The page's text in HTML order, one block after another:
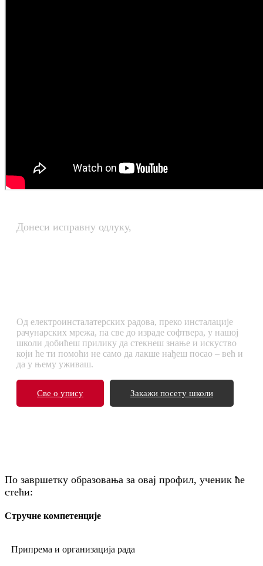
Донеси исправну одлуку,
Од електроинсталатерских радова, преко инсталације
рачунарских мрежа, па све до израде софтвера, у нашој
школи добићеш прилику да стекнеш знање и искуство
који ће ти помоћи не само да лакше нађеш посао – већ и
да у њему уживаш.
Све о упису Закажи посету школи
По завршетку образовања за овај профил, ученик ће
стећи:
Стручне компетенције
Припрема и организација рада